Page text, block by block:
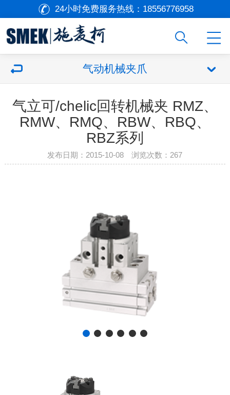
24小时免费服务热线： 18556776958
气动机械夹爪
气立可/chelic回转机械夹 RMZ、
RMW、RMQ、RBW、RBQ、
RBZ系列
发布日期：2015-10-08 浏览次数： 267